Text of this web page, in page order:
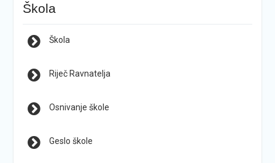
Škola
Škola
Riječ Ravnatelja
Osnivanje škole
Geslo škole